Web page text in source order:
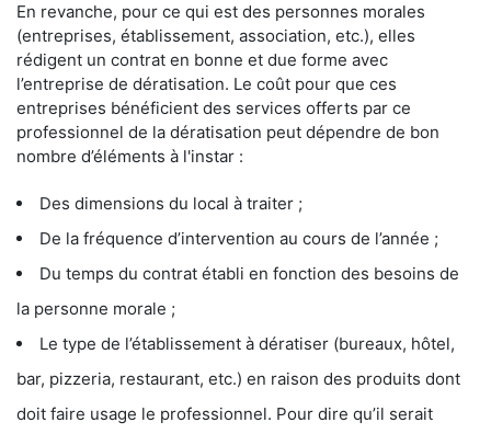
En revanche, pour ce qui est des personnes morales
(entreprises, établissement, association, etc.), elles
rédigent un contrat en bonne et due forme avec
l’entreprise de dératisation. Le coût pour que ces
entreprises bénéficient des services offerts par ce
professionnel de la dératisation peut dépendre de bon
nombre d’éléments à l'instar :
Des dimensions du local à traiter ;
De la fréquence d’intervention au cours de l’année ;
Du temps du contrat établi en fonction des besoins de
la personne morale ;
Le type de l’établissement à dératiser (bureaux, hôtel,
bar, pizzeria, restaurant, etc.) en raison des produits dont
doit faire usage le professionnel. Pour dire qu’il serait